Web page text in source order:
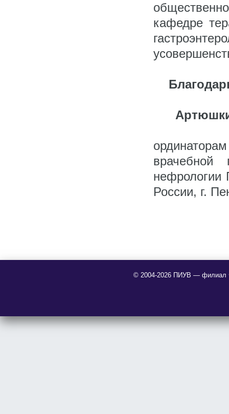
кафедре
врачебной
России, г.
© 2004-2026 ПИУВ — филиал